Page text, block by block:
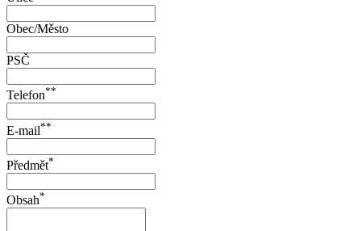
Obec/Město
PSČ
Telefon**
E-mail**
Předmět*
Obsah*